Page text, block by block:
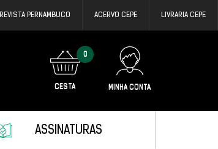
REVISTA PERNAMBUCO ACERVO CEPE LIVRARIA CEPE
0
CESTA MINHA CONTA
ASSINATURAS